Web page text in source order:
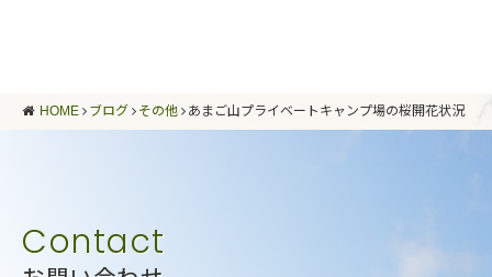
HOME ブログ その他 あまご山プライベートキャンプ場の桜開花状況